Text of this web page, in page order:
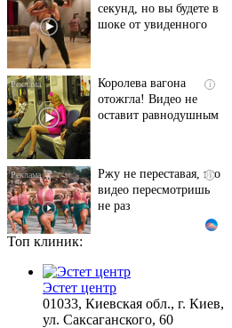
шоке от увиденного
отожгла! Видео не
оставит равнодушным
видео пересмотришь
не раз
футболистов покинуть
страну
Топ клиник:
Эстет центр
01033, Киевская обл., г. Киев,
ул. Саксаганского, 60